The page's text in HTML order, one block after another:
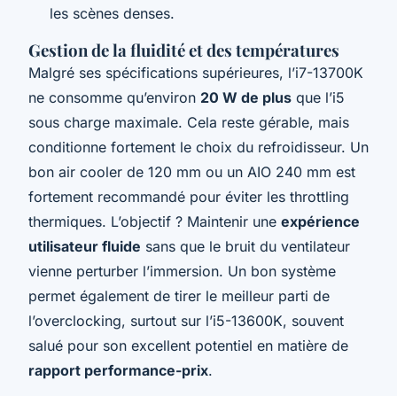
les scènes denses.
Gestion de la fluidité et des températures
Malgré ses spécifications supérieures, l’i7-13700K
ne consomme qu’environ 20 W de plus que l’i5
sous charge maximale. Cela reste gérable, mais
conditionne fortement le choix du refroidisseur. Un
bon air cooler de 120 mm ou un AIO 240 mm est
fortement recommandé pour éviter les throttling
thermiques. L’objectif ? Maintenir une expérience
utilisateur fluide sans que le bruit du ventilateur
vienne perturber l’immersion. Un bon système
permet également de tirer le meilleur parti de
l’overclocking, surtout sur l’i5-13600K, souvent
salué pour son excellent potentiel en matière de
rapport performance-prix.